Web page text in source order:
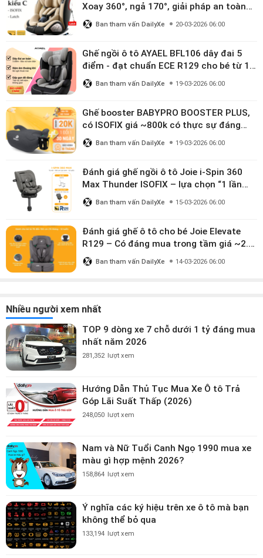
Xoay 360°, ngả 170°, giải pháp an toàn
linh hoạt cho bé 0–10 tuổi
Ban tham vấn DailyXe 20-03-2026 06:00
Ghế ngồi ô tô AYAEL BFL106 dây đai 5
điểm - đạt chuẩn ECE R129 cho bé từ 1–
10 tuổi
Ban tham vấn DailyXe 19-03-2026 06:00
Ghế booster BABYPRO BOOSTER PLUS,
có ISOFIX giá ~800k có thực sự đáng
mua?
Ban tham vấn DailyXe 19-03-2026 06:00
Đánh giá ghế ngồi ô tô Joie i-Spin 360
Max Thunder ISOFIX – lựa chọn “1 lần
dùng đến 12 năm” có đáng giá gần 9
triệu?
Ban tham vấn DailyXe 15-03-2026 06:00
Đánh giá ghế ô tô cho bé Joie Elevate
R129 – Có đáng mua trong tầm giá ~2.8
triệu?
Ban tham vấn DailyXe 14-03-2026 06:00
Nhiều người xem nhất
TOP 9 dòng xe 7 chỗ dưới 1 tỷ đáng mua
nhất năm 2026
281,352 lượt xem
Hướng Dẫn Thủ Tục Mua Xe Ô tô Trả
Góp Lãi Suất Thấp (2026)
248,050 lượt xem
Nam và Nữ Tuổi Canh Ngọ 1990 mua xe
màu gì hợp mệnh 2026?
158,864 lượt xem
Ý nghĩa các ký hiệu trên xe ô tô mà bạn
không thể bỏ qua
133,194 lượt xem